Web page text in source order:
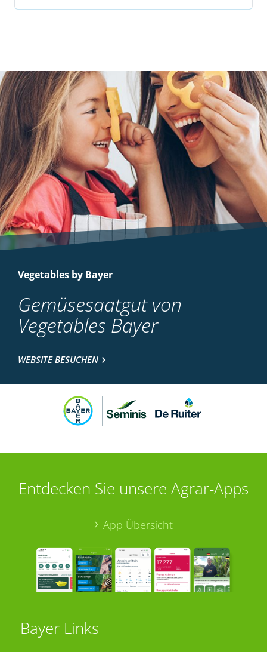
Vegetables by Bayer
Gemüsesaatgut von
Vegetables Bayer
WEBSITE BESUCHEN
Entdecken Sie unsere Agrar-Apps
App Übersicht
Bayer Links